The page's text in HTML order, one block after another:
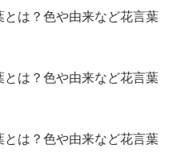
とは？色や由来など花言葉
とは？色や由来など花言葉
とは？色や由来など花言葉